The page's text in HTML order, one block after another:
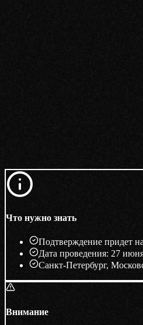
Что нужно знать
Подтверждение придет
Дата проведения: 27
Санкт-Петербург,
Внимание